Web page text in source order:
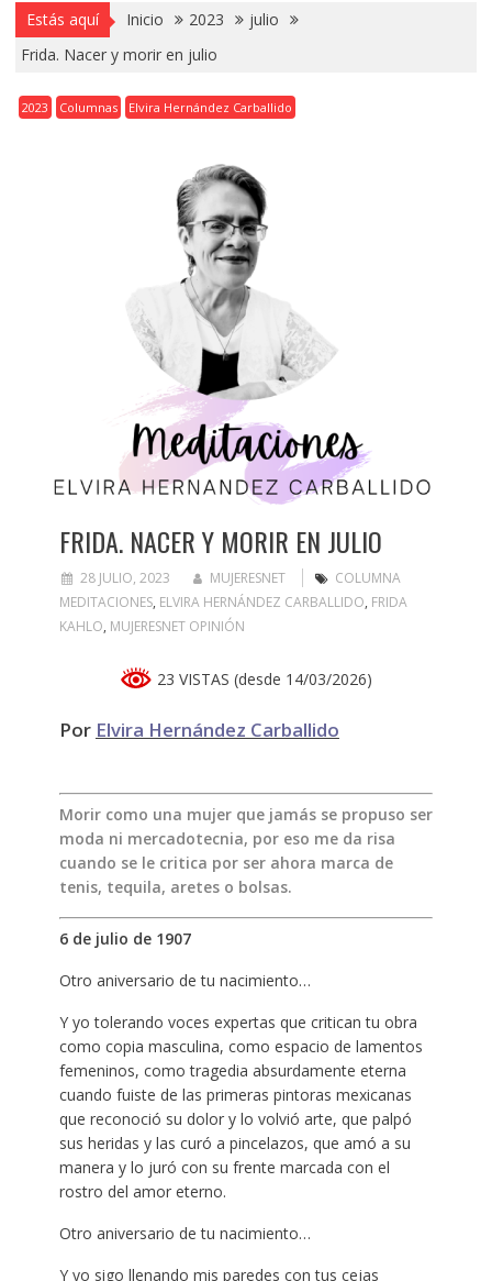
Estás aquí Inicio 2023
julio
Frida. Nacer y morir en julio
2023 Columnas Elvira Hernández Carballido
FRIDA. NACER Y MORIR EN JULIO
28 JULIO, 2023 MUJERESNET
COLUMNA
MEDITACIONES, ELVIRA HERNÁNDEZ CARBALLIDO, FRIDA
KAHLO, MUJERESNET OPINIÓN
23 VISTAS (desde 14/03/2026)
Por Elvira Hernández Carballido
Morir como una mujer que jamás se propuso ser
moda ni mercadotecnia, por eso me da risa
cuando se le critica por ser ahora marca de
tenis, tequila, aretes o bolsas.
6 de julio de 1907
Otro aniversario de tu nacimiento…
Y yo tolerando voces expertas que critican tu obra
como copia masculina, como espacio de lamentos
femeninos, como tragedia absurdamente eterna
cuando fuiste de las primeras pintoras mexicanas
que reconoció su dolor y lo volvió arte, que palpó
sus heridas y las curó a pincelazos, que amó a su
manera y lo juró con su frente marcada con el
rostro del amor eterno.
Otro aniversario de tu nacimiento…
Y yo sigo llenando mis paredes con tus cejas